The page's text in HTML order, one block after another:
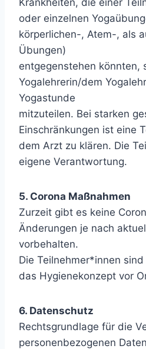
Krankheiten, die einer
oder einzelnen
körperlichen-, Atem-, als
Übungen)
entgegenstehen könnten,
Yogalehrerin/dem
Yogastunde
mitzuteilen. Bei starken
Einschränkungen ist eine
dem Arzt zu klären. Die
eigene Verantwortung.
5. Corona Maßnahmen
Zurzeit gibt es keine
Änderungen je nach
vorbehalten.
Die Teilnehmer*innen
das Hygienekonzept vor
6. Datenschutz
Rechtsgrundlage für die
personenbezogenen